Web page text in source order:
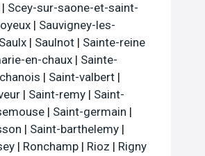
| Scey-sur-saone-et-saint-
| Sauvigney-les-
Saulx | Saulnot | Sainte-reine
en-chaux | Sainte-
| Saint-valbert |
| Saint-remy | Saint-
| Saint-germain |
| Saint-barthelemy |
| Ronchamp | Rioz | Rigny